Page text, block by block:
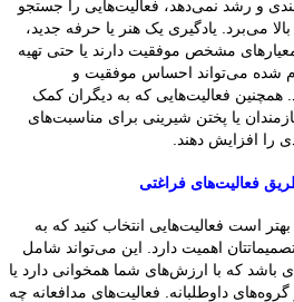
و رشد نمی‌دهد، فعالیت‌هایی را جستجو
می‌برد. یادگیری یک هنر یا حرفه جدید،
مشخص موفقیت دارند یا حتی تهیه
شده می‌تواند احساس موفقیت و
همچنین فعالیت‌هایی که به دیگران کمک
یا پختن شیرینی برای مناسبت‌های
را افزایش دهند.
طریق فعالیت‌های فراغتی
بهتر است فعالیت‌هایی انتخاب کنید که به
اهمیت دارد. این می‌تواند شامل
باشد که با ارزش‌های شما همخوانی دارد یا
داوطلبانه. فعالیت‌های مدافعانه چه